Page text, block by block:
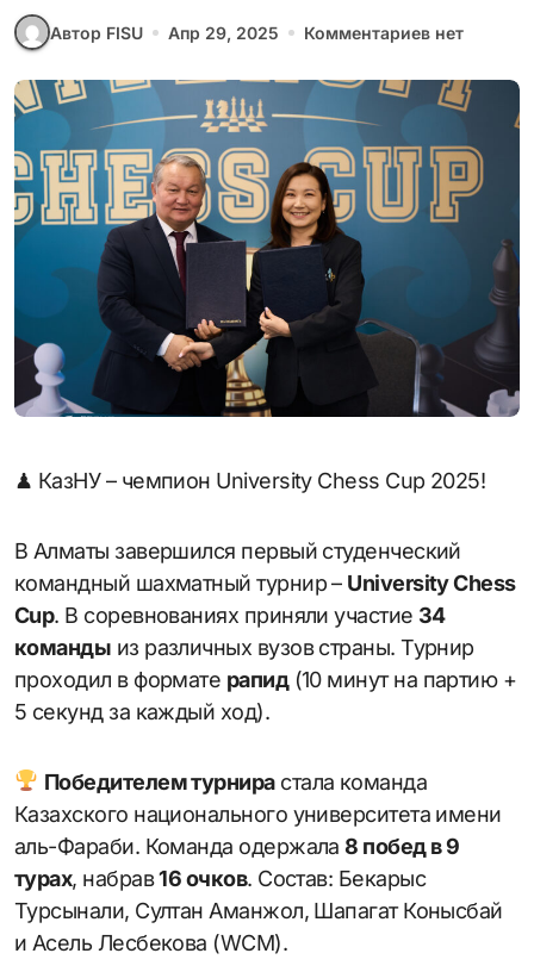
Автор FISU Апр 29, 2025 Комментариев нет
♟ КазНУ – чемпион University Chess Cup 2025!
В Алматы завершился первый студенческий
командный шахматный турнир – University Chess
Cup. В соревнованиях приняли участие 34
команды из различных вузов страны. Турнир
проходил в формате рапид(10 минут на партию +
5 секунд за каждый ход).
Победителем турнирастала команда
Казахского национального университета имени
аль-Фараби. Команда одержала8 побед в 9
турах, набрав16 очков. Состав: Бекарыс
Турсынали, Султан Аманжол, Шапагат Конысбай
и Асель Лесбекова (WCM).